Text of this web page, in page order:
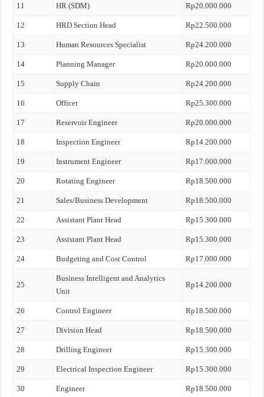
11 HR (SDM) Rp20.000.000
12 HRD Section Head Rp22.500.000
13 Human Resources Specialist Rp24.200.000
14 Planning Manager Rp20.000.000
15 Supply Chain Rp24.200.000
16 Officer Rp25.300.000
17 Reservoir Engineer Rp20.000.000
18 Inspection Engineer Rp14.200.000
19 Instrument Engineer Rp17.000.000
20 Rotating Engineer Rp18.500.000
21 Sales/Business Development Rp18.500.000
22 Assistant Plant Head Rp15.300.000
23 Assistant Plant Head Rp15.300.000
24 Budgeting and Cost Control Rp17.000.000
25
Business Intelligent and Analytics
Unit
Rp14.200.000
26 Control Engineer Rp18.500.000
27 Division Head Rp18.500.000
28 Drilling Engineer Rp15.300.000
29 Electrical Inspection Engineer Rp15.300.000
30 Engineer Rp18.500.000